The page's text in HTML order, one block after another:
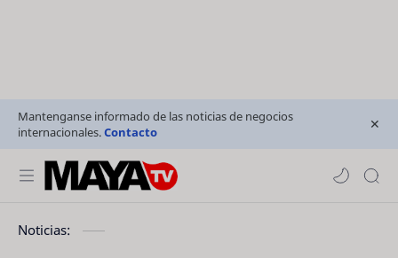
Mantenganse informado de las noticias de negocios
internacionales.Contacto
Noticias: